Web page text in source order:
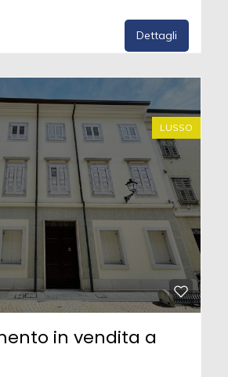
Dettagli
LUSSO
in vendita a